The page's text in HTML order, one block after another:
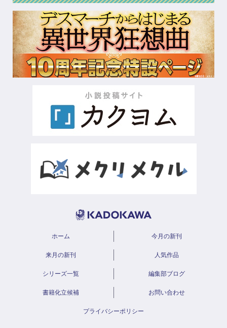
ホーム 今月の新刊
来月の新刊 人気作品
シリーズ一覧 編集部ブログ
書籍化立候補 お問い合わせ
プライバシーポリシー